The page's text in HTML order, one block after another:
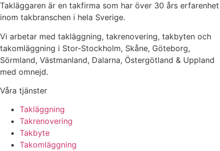
Takläggaren är en takfirma som har över 30 års erfarenhet
inom takbranschen i hela Sverige.
Vi arbetar med takläggning, takrenovering, takbyten och
takomläggning i Stor-Stockholm, Skåne, Göteborg,
Sörmland, Västmanland, Dalarna, Östergötland & Uppland
med omnejd.
Våra tjänster
Takläggning
Takrenovering
Takbyte
Takomläggning